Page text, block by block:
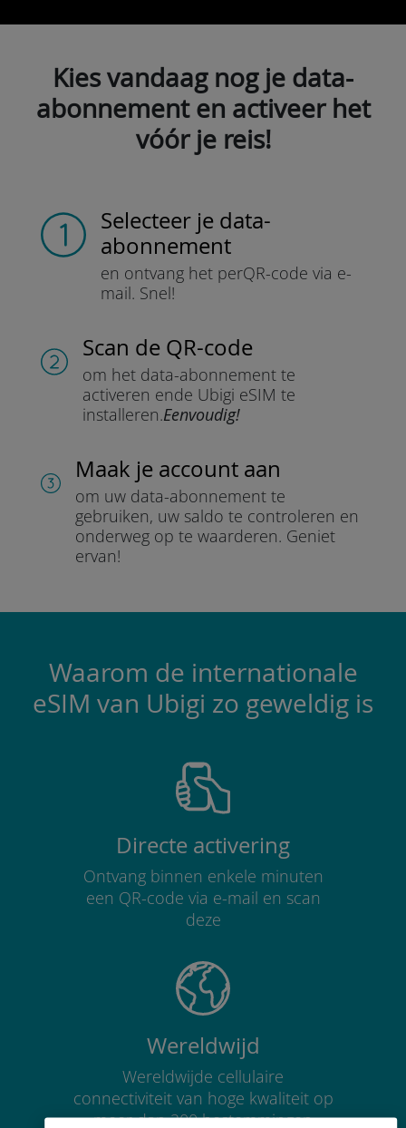
Kies vandaag nog je data-
abonnement en activeer het
vóór je reis!
Selecteer je data-
abonnement
en ontvang het perQR-code via e-
mail. Snel!
Scan de QR-code
om het data-abonnement te
activeren ende Ubigi eSIM te
installeren.Eenvoudig!
Maak je account aan
om uw data-abonnement te
gebruiken, uw saldo te controleren en
onderweg op te waarderen. Geniet
ervan!
Waarom de internationale
eSIM van Ubigi zo geweldig is
Directe activering
Ontvang binnen enkele minuten
een QR-code via e-mail en scan
deze
Wereldwijd
Wereldwijde cellulaire
connectiviteit van hoge kwaliteit op
meer dan 200 bestemmingen